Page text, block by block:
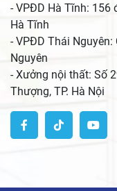
- VPĐD Hà Tĩnh: 156
Hà Tĩnh
- VPĐD Thái Nguyên:
Nguyên
- Xưởng nội thất: Số
Thượng, TP. Hà Nội